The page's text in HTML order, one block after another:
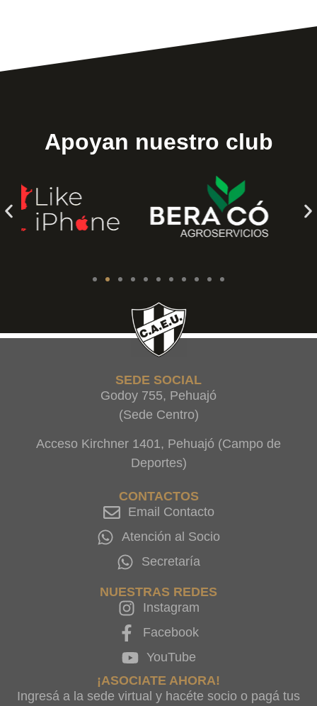
Apoyan nuestro club
SEDE SOCIAL
Godoy 755, Pehuajó
(Sede Centro)
Acceso Kirchner 1401, Pehuajó (Campo de
Deportes)
CONTACTOS
Email Contacto
Atención al Socio
Secretaría
NUESTRAS REDES
Instagram
Facebook
YouTube
¡ASOCIATE AHORA!
Ingresá a la sede virtual y hacéte socio o pagá tus